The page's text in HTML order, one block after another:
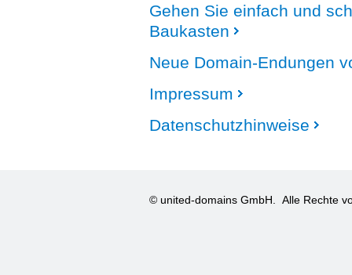
Gehen Sie einfach und
Baukasten
Neue Domain-Endungen
Impressum
Datenschutzhinweise
© united-domains GmbH. Alle Rechte